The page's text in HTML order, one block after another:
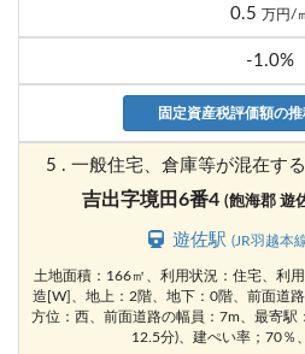
0.5 万円/
-1.0%
固定資産税評価額の
5 . 一般住宅、倉庫等が混在す
吉出字境田6番4 (飽海郡 遊
遊佐駅(JR羽越本
土地面積：166㎡、利用状況：住宅、利
造[W]、地上：2階、地下：0階、前面道
方位：西、前面道路の幅員：7m、最寄駅
12.5分)、建ぺい率；70％